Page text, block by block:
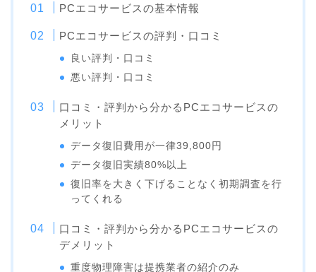
PCエコサービスの基本情報
PCエコサービスの評判・口コミ
良い評判・口コミ
悪い評判・口コミ
口コミ・評判から分かるPCエコサービスの
メリット
データ復旧費用が一律39,800円
データ復旧実績80%以上
復旧率を大きく下げることなく初期調査を行
ってくれる
口コミ・評判から分かるPCエコサービスの
デメリット
重度物理障害は提携業者の紹介のみ